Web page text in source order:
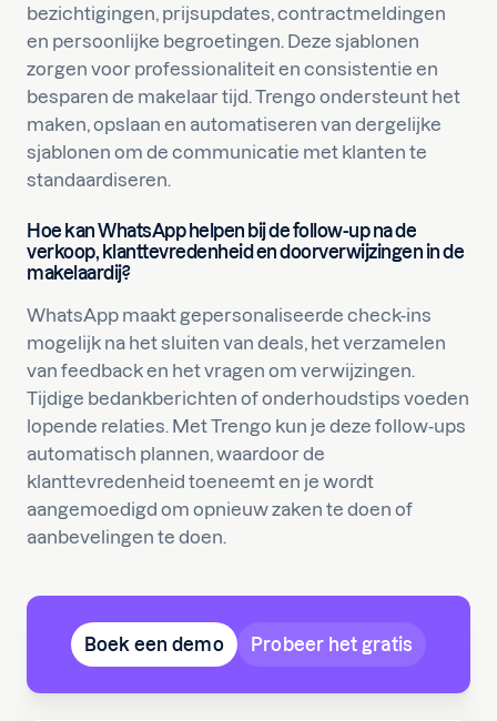
bezichtigingen, prijsupdates, contractmeldingen
en persoonlijke begroetingen. Deze sjablonen
zorgen voor professionaliteit en consistentie en
besparen de makelaar tijd. Trengo ondersteunt het
maken, opslaan en automatiseren van dergelijke
sjablonen om de communicatie met klanten te
standaardiseren.
Hoe kan WhatsApp helpen bij de follow-up na de
verkoop, klanttevredenheid en doorverwijzingen in de
makelaardij?
WhatsApp maakt gepersonaliseerde check-ins
mogelijk na het sluiten van deals, het verzamelen
van feedback en het vragen om verwijzingen.
Tijdige bedankberichten of onderhoudstips voeden
lopende relaties. Met Trengo kun je deze follow-ups
automatisch plannen, waardoor de
klanttevredenheid toeneemt en je wordt
aangemoedigd om opnieuw zaken te doen of
aanbevelingen te doen.
Boek een demo Probeer het gratis